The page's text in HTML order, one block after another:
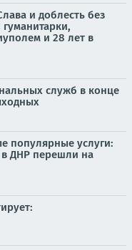
и доблесть без
и 28 лет в
служб в конце
популярные услуги:
ДНР перешли на